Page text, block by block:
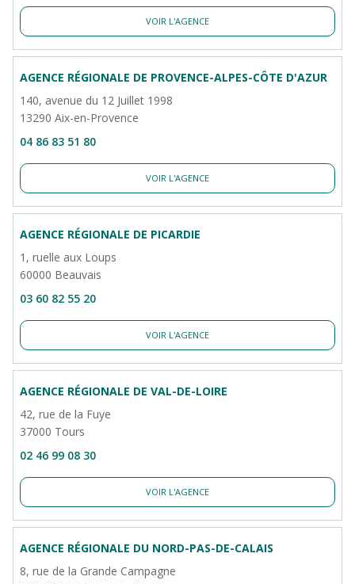
VOIR L'AGENCE
AGENCE RÉGIONALE DE PROVENCE-ALPES-CÔTE D'AZUR
140, avenue du 12 Juillet 1998
13290 Aix-en-Provence
04 86 83 51 80
VOIR L'AGENCE
AGENCE RÉGIONALE DE PICARDIE
1, ruelle aux Loups
60000 Beauvais
03 60 82 55 20
VOIR L'AGENCE
AGENCE RÉGIONALE DE VAL-DE-LOIRE
42, rue de la Fuye
37000 Tours
02 46 99 08 30
VOIR L'AGENCE
AGENCE RÉGIONALE DU NORD-PAS-DE-CALAIS
8, rue de la Grande Campagne